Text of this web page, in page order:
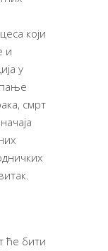
који
и
у
смрт
ће бити